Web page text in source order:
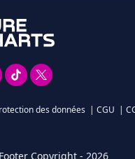
des données | CGU |
Footer Copyright - 2026